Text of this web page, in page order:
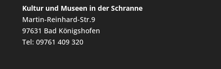
Kultur und Museen in der Schranne
Martin-Reinhard-Str.9
97631 Bad Königshofen
Tel: 09761 409 320